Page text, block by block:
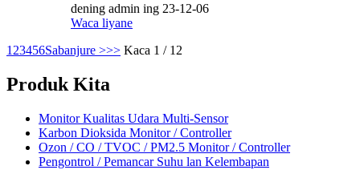
dening admin ing 23-12-06
Waca liyane
1 23456Sabanjure >>> Kaca 1 / 12
Produk Kita
Monitor Kualitas Udara Multi-Sensor
Karbon Dioksida Monitor / Controller
Ozon / CO / TVOC / PM2.5 Monitor / Controller
Pengontrol / Pemancar Suhu lan Kelembapan